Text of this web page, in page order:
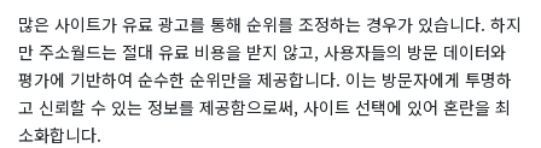
많은 사이트가 유료 광고를 통해 순위를 조정하는 경우가 있습니다. 하지
만 주소월드는 절대 유료 비용을 받지 않고, 사용자들의 방문 데이터와
평가에 기반하여 순수한 순위만을 제공합니다. 이는 방문자에게 투명하
고 신뢰할 수 있는 정보를 제공함으로써, 사이트 선택에 있어 혼란을 최
소화합니다.